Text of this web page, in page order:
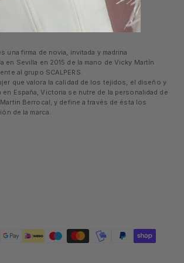
una firma de novia, invitada y madrina
en Sevilla en 2015 de la mano de Vicky Martín
al grupo SCALPERS.
que valora la calidad de los tejidos, el diseño y
España, Victoria se nutre de la personalidad de
Berrocal, y define a través de ésta los
de la marca.